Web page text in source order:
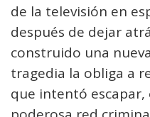
de la televisión en
después de dejar
construido una
tragedia la obliga a
que intentó